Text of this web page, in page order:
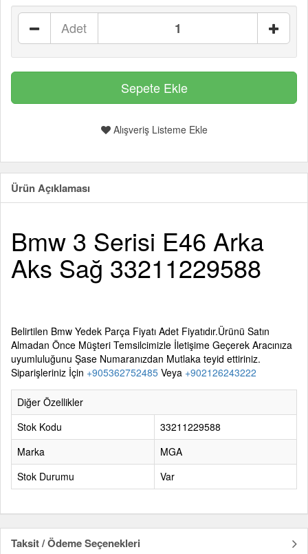
Adet
Alışveriş Listeme Ekle
Ürün Açıklaması
Bmw 3 Serisi E46 Arka
Aks Sağ 33211229588
Belirtilen Bmw Yedek Parça Fiyatı Adet Fiyatıdır.Ürünü Satın
Almadan Önce Müşteri Temsilcimizle İletişime Geçerek Aracınıza
uyumluluğunu Şase Numaranızdan Mutlaka teyid ettiriniz.
Siparişleriniz İçin +905362752485 Veya +902126243222
Diğer Özellikler
Stok Kodu
33211229588
Marka
MGA
Stok Durumu
Var
Taksit / Ödeme Seçenekleri